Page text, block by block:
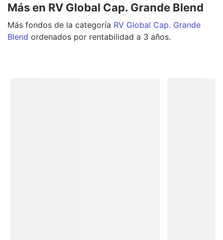
Más en RV Global Cap. Grande Blend
Más fondos de la categoría RV Global Cap. Grande
Blend ordenados por rentabilidad a 3 años.